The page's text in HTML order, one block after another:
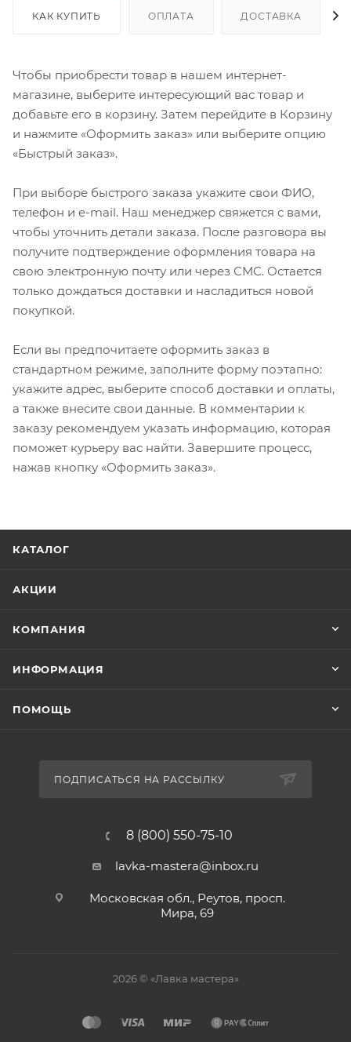
КАК КУПИТЬ ОПЛАТА ДОСТАВКА
Чтобы приобрести товар в нашем интернет-
магазине, выберите интересующий вас товар и
добавьте его в корзину. Затем перейдите в Корзину
и нажмите «Оформить заказ» или выберите опцию
«Быстрый заказ».
При выборе быстрого заказа укажите свои ФИО,
телефон и e-mail. Наш менеджер свяжется с вами,
чтобы уточнить детали заказа. После разговора вы
получите подтверждение оформления товара на
свою электронную почту или через СМС. Остается
только дождаться доставки и насладиться новой
покупкой.
Если вы предпочитаете оформить заказ в
стандартном режиме, заполните форму поэтапно:
укажите адрес, выберите способ доставки и оплаты,
а также внесите свои данные. В комментарии к
заказу рекомендуем указать информацию, которая
поможет курьеру вас найти. Завершите процесс,
нажав кнопку «Оформить заказ».
КАТАЛОГ
АКЦИИ
КОМПАНИЯ
ИНФОРМАЦИЯ
ПОМОЩЬ
ПОДПИСАТЬСЯ НА РАССЫЛКУ
8 (800) 550-75-10
lavka-mastera@inbox.ru
Московская обл., Реутов, просп.
Мира, 69
2026 © «Лавка мастера»